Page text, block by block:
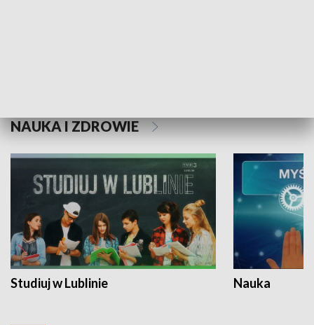
NAUKA I ZDROWIE
Studiuj w Lublinie Nauka